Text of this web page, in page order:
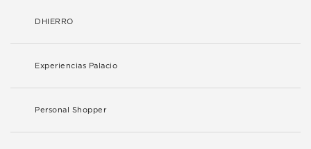
DHIERRO
Experiencias Palacio
Personal Shopper